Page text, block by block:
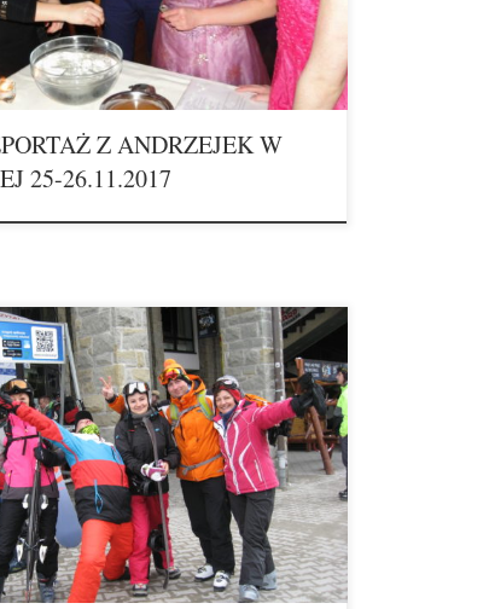
Z ANDRZEJEK W
25-26.11.2017